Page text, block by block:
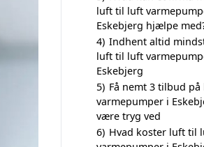
luft til luft
Eskebjerg hjælpe
4) Indhent altid
luft til luft
Eskebjerg
5) Få nemt 3 tilbud
varmepumper i
være tryg ved
6) Hvad koster luft til